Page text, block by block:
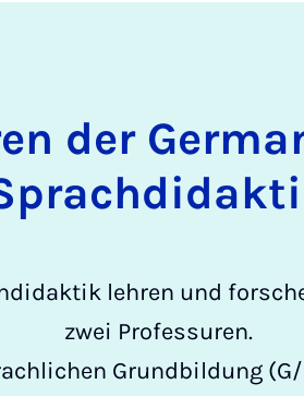
der
lehren und
zwei Professuren.
Grundbildung (G/